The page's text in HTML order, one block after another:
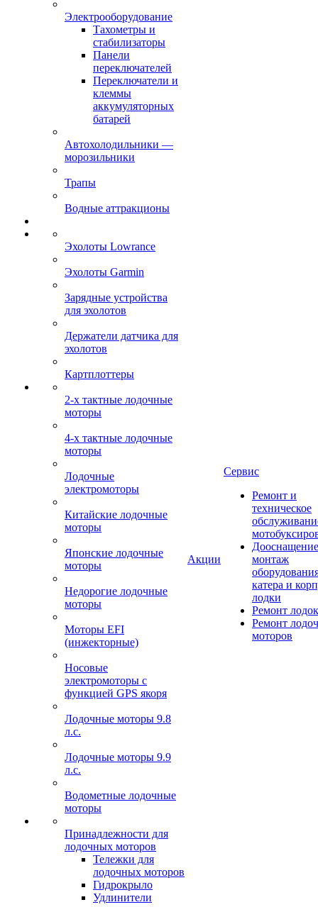
Электрооборудование
Тахометры и
стабилизаторы
Панели
переключателей
Переключатели и
клеммы
аккумуляторных
батарей
Автохолодильники —
морозильники
Трапы
Водные аттракционы
Эхолоты Lowrance
Эхолоты Garmin
Зарядные устройства
для эхолотов
Держатели датчика для
эхолотов
Картплоттеры
2-х тактные лодочные
моторы
4-х тактные лодочные
моторы
Лодочные
электромоторы
Китайские лодочные
моторы
Японские лодочные
моторы
Недорогие лодочные
моторы
Моторы EFI
(инжекторные)
Носовые
электромоторы с
функцией GPS якоря
Лодочные моторы 9.8
л.с.
Лодочные моторы 9.9
л.с.
Водометные лодочные
моторы
Принадлежности для
лодочных моторов
Тележки для
лодочных моторов
Гидрокрыло
Удлинители
Акции
Сервис
Ремонт и
техническое
монтаж
катера и
лодки
Ремонт
Ремонт
моторов